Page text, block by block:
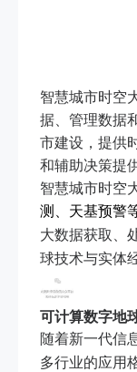
智慧城市时空
据、管理数据
市建设，提供
和辅助决策提
智慧城市时空
测、天基预警
大数据获取、
球技术与实体
可计算数字地
随着新一代信
多行业的应用